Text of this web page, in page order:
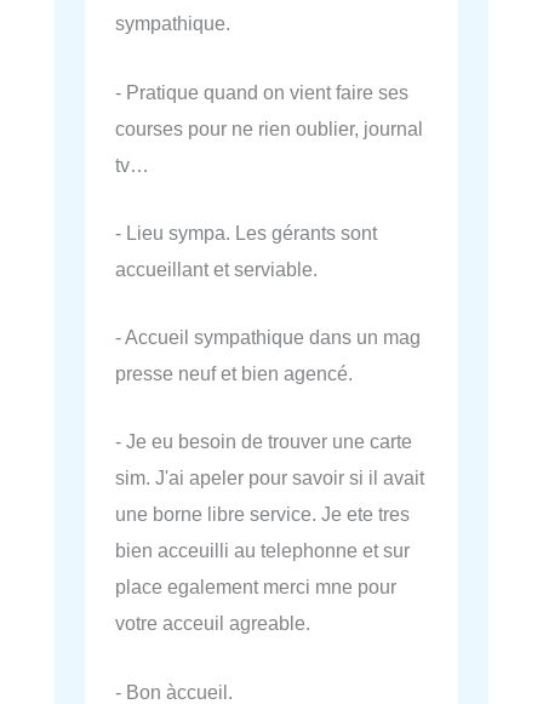
sympathique.
- Pratique quand on vient faire ses
courses pour ne rien oublier, journal
tv…
- Lieu sympa. Les gérants sont
accueillant et serviable.
- Accueil sympathique dans un mag
presse neuf et bien agencé.
- Je eu besoin de trouver une carte
sim. J'ai apeler pour savoir si il avait
une borne libre service. Je ete tres
bien acceuilli au telephonne et sur
place egalement merci mne pour
votre acceuil agreable.
- Bon àccueil.